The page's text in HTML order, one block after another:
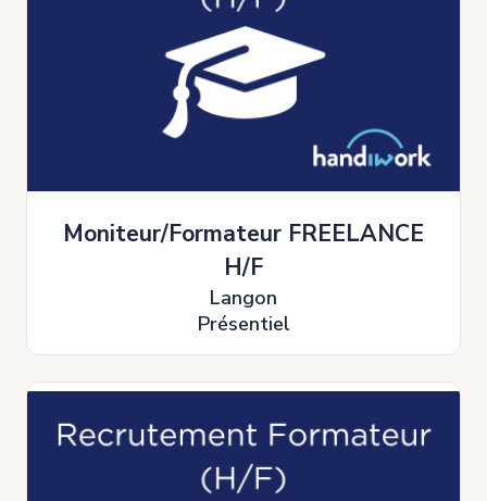
Moniteur/Formateur FREELANCE
H/F
Langon
Présentiel